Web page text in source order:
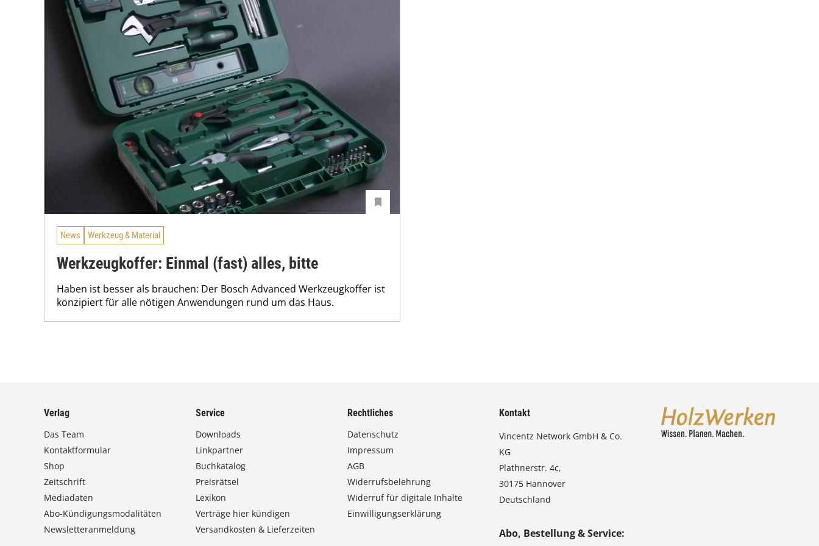
News Werkzeug & Material
Werkzeugkoffer: Einmal (fast) alles, bitte
Haben ist besser als brauchen: Der Bosch Advanced Werkzeugkoffer ist
konzipiert für alle nötigen Anwendungen rund um das Haus.
Verlag
Das Team
Kontaktformular
Shop
Zeitschrift
Mediadaten
Abo-Kündigungsmodalitäten
Newsletteranmeldung
Service
Downloads
Linkpartner
Buchkatalog
Preisrätsel
Lexikon
Verträge hier kündigen
Versandkosten & Lieferzeiten
Rechtliches
Datenschutz
Impressum
AGB
Widerrufsbelehrung
Widerruf für digitale Inhalte
Einwilligungserklärung
Kontakt
Vincentz Network GmbH & Co.
KG
Plathnerstr. 4c,
30175 Hannover
Deutschland
Abo, Bestellung & Service: